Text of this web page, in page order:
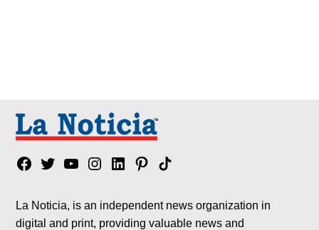
Facebook
TwitterYouTubeInstagram
LinkedinPinterest
Tik
La Noticia, is an independent news organization in
digital and print, providing valuable news and